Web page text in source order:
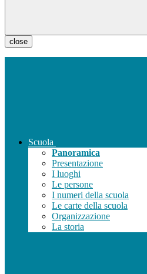
close
Scuola
Panoramica
Presentazione
I luoghi
Le persone
I numeri della scuola
Le carte della scuola
Organizzazione
La storia